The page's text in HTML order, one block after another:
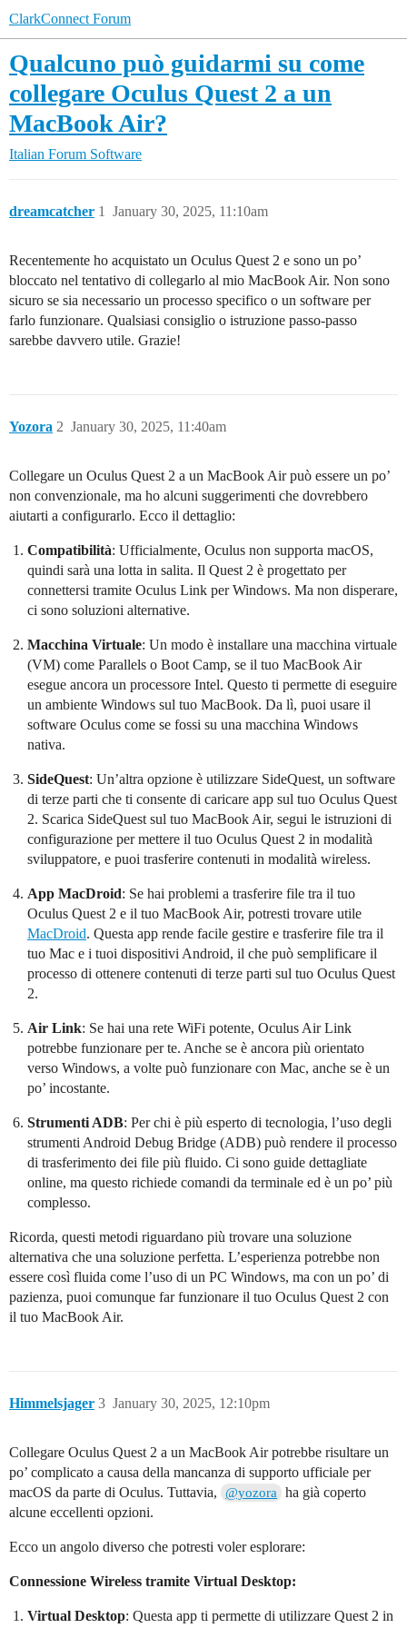
ClarkConnect Forum
Qualcuno può guidarmi su come
collegare Oculus Quest 2 a un
MacBook Air?
Italian Forum Software
dreamcatcher January 30, 2025, 11:10am
1
Recentemente ho acquistato un Oculus Quest 2 e sono un po’
bloccato nel tentativo di collegarlo al mio MacBook Air. Non sono
sicuro se sia necessario un processo specifico o un software per
farlo funzionare. Qualsiasi consiglio o istruzione passo-passo
sarebbe davvero utile. Grazie!
Yozora January 30, 2025, 11:40am
2
Collegare un Oculus Quest 2 a un MacBook Air può essere un po’
non convenzionale, ma ho alcuni suggerimenti che dovrebbero
aiutarti a configurarlo. Ecco il dettaglio:
Compatibilità: Ufficialmente, Oculus non supporta macOS,
quindi sarà una lotta in salita. Il Quest 2 è progettato per
connettersi tramite Oculus Link per Windows. Ma non disperare,
ci sono soluzioni alternative.
Macchina Virtuale: Un modo è installare una macchina virtuale
(VM) come Parallels o Boot Camp, se il tuo MacBook Air
esegue ancora un processore Intel. Questo ti permette di eseguire
un ambiente Windows sul tuo MacBook. Da lì, puoi usare il
software Oculus come se fossi su una macchina Windows
nativa.
SideQuest: Un’altra opzione è utilizzare SideQuest, un software
di terze parti che ti consente di caricare app sul tuo Oculus Quest
2. Scarica SideQuest sul tuo MacBook Air, segui le istruzioni di
configurazione per mettere il tuo Oculus Quest 2 in modalità
sviluppatore, e puoi trasferire contenuti in modalità wireless.
App MacDroid: Se hai problemi a trasferire file tra il tuo
Oculus Quest 2 e il tuo MacBook Air, potresti trovare utile
MacDroid. Questa app rende facile gestire e trasferire file tra il
tuo Mac e i tuoi dispositivi Android, il che può semplificare il
processo di ottenere contenuti di terze parti sul tuo Oculus Quest
2.
Air Link: Se hai una rete WiFi potente, Oculus Air Link
potrebbe funzionare per te. Anche se è ancora più orientato
verso Windows, a volte può funzionare con Mac, anche se è un
po’ incostante.
Strumenti ADB: Per chi è più esperto di tecnologia, l’uso degli
strumenti Android Debug Bridge (ADB) può rendere il processo
di trasferimento dei file più fluido. Ci sono guide dettagliate
online, ma questo richiede comandi da terminale ed è un po’ più
complesso.
Ricorda, questi metodi riguardano più trovare una soluzione
alternativa che una soluzione perfetta. L’esperienza potrebbe non
essere così fluida come l’uso di un PC Windows, ma con un po’ di
pazienza, puoi comunque far funzionare il tuo Oculus Quest 2 con
il tuo MacBook Air.
Himmelsjager January 30, 2025, 12:10pm
3
Collegare Oculus Quest 2 a un MacBook Air potrebbe risultare un
po’ complicato a causa della mancanza di supporto ufficiale per
macOS da parte di Oculus. Tuttavia,
@yozora
ha già coperto
alcune eccellenti opzioni.
Ecco un angolo diverso che potresti voler esplorare:
Connessione Wireless tramite Virtual Desktop:
Virtual Desktop: Questa app ti permette di utilizzare Quest 2 in